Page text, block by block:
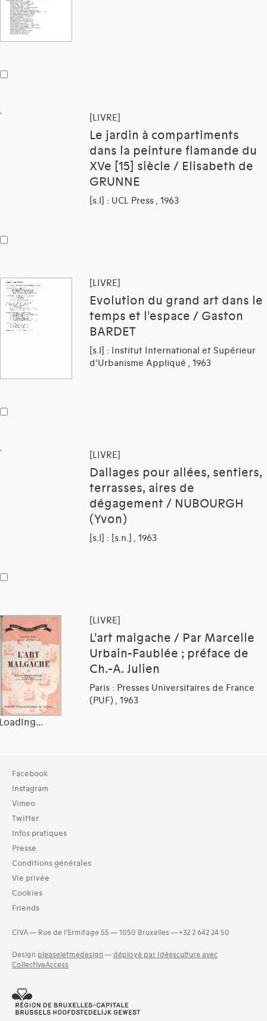
[LIVRE]
Le jardin à compartiments
dans la peinture flamande du
XVe [15] siècle / Elisabeth de
GRUNNE
[s.l] : UCL Press , 1963
[LIVRE]
Evolution du grand art dans le
temps et l'espace / Gaston
BARDET
[s.l] : Institut International et Supérieur
d'Urbanisme Appliqué , 1963
[LIVRE]
Dallages pour allées, sentiers,
terrasses, aires de
dégagement / NUBOURGH
(Yvon)
[s.l] : [s.n.] , 1963
[LIVRE]
L'art malgache / Par Marcelle
Urbain-Faublée ; préface de
Ch.-A. Julien
Paris : Presses Universitaires de France
(PUF) , 1963
Collection
TOUT (215)
Bibliothèque (215)
Typologies documents
Livres (439)
Danois (3)
Néerlandais (17)
Polonais (2)
1960s (451)
Facebook
Instagram
Vimeo
Twitter
Infos pratiques
Presse
Conditions générales
Vie privée
Cookies
Friends
CIVA — Rue de l’Ermitage 55 — 1050 Bruxelles — +32 2 642 24 50
Design pleaseletmedesign — déployé par Idéesculture avec
CollectiveAccess